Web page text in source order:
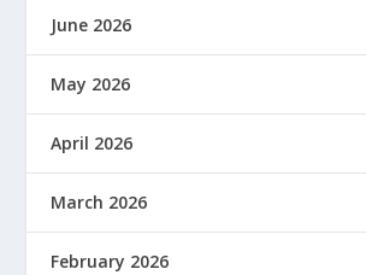
June 2026
May 2026
April 2026
March 2026
February 2026